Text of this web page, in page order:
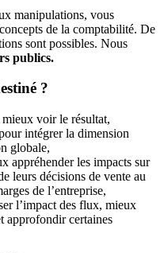
manipulations, vous
de la comptabilité. De
sont possibles. Nous
publics.
?
voir le résultat,
intégrer la dimension
globale,
appréhender les impacts sur
leurs décisions de vente au
de l’entreprise,
l’impact des flux, mieux
approfondir certaines